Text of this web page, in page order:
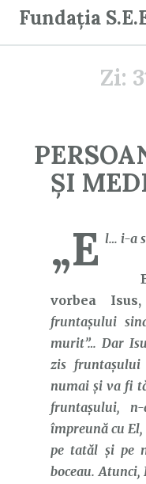
Fundația
Zi:
ȘI
„E l… i-a
vorbea
fruntaşului
murit”… Dar
zis fruntaşului
numai şi va fi
fruntaşului,
împreună cu El,
pe tatăl şi pe
boceau.